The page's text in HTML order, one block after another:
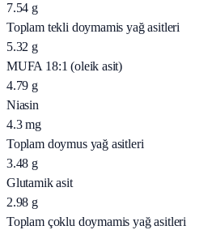
7.54 g
Toplam tekli doymamis yağ asitleri
5.32 g
MUFA 18:1 (oleik asit)
4.79 g
Niasin
4.3 mg
Toplam doymus yağ asitleri
3.48 g
Glutamik asit
2.98 g
Toplam çoklu doymamis yağ asitleri